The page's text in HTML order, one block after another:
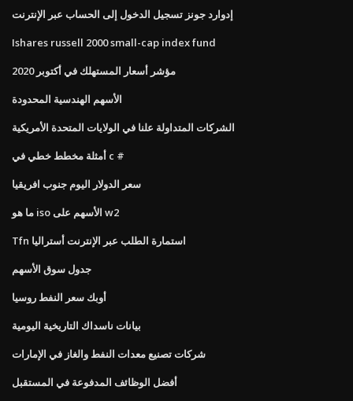
إدوارد جونز تسجيل الدخول إلى الحساب عبر الإنترنت
Ishares russell 2000 small-cap index fund
مؤشر أسعار المستهلك في أكتوبر 2020
الأسهم الهندسية المحدودة
الشركات المتداولة علنا ​​في الولايات المتحدة الأمريكية
أمثلة مخطط خطي في c #
سعر الدولار اليوم جنوب افريقيا
ما هو iso الأسهم على w2
Tfn استمارة الطلب عبر الإنترنت أستراليا
جدول سوق الأسهم
أوبك سعر النفط روسيا
بيانات ناسداك التاريخية اليومية
شركات تصنيع معدات النفط والغاز في الإمارات
أفضل الوظائف المدفوعة في المستقبل